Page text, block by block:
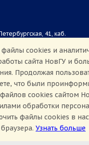
41, каб.
+7(8162)33-20-44
cookies и
сайта НовГУ и
Продолжая
что были
cookies сайтом
обработки
файлы cookies в
браузера. Узнать больше